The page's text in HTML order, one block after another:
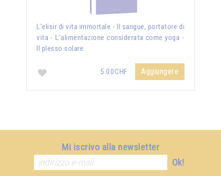
L'elisir di vita immortale - Il sangue, portatore di
vita - L'alimentazione considerata come yoga -
Il plesso solare.
5.00CHF Aggiungere
Mi iscrivo alla newsletter
Ok!